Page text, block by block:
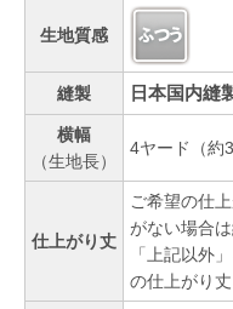
生地質感
縫製 日本国内縫
横幅
（生地長）
4ヤード（約
仕上がり丈
ご希望の仕
がない場合
「上記以外
の仕上がり